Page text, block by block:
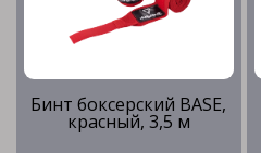
Бинт боксерский BASE,
красный, 3,5 м